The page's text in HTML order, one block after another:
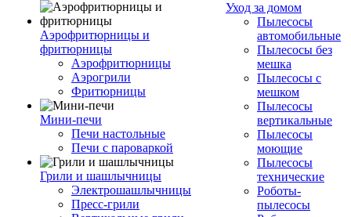
Аэрофритюрницы и
фритюрницы
Аэрофритюрницы
Аэрогрили
Фритюрницы
Мини-печи
Печи настольные
Печи с пароваркой
Грили и шашлычницы
Электрошашлычницы
Пресс-грили
Уход за домом
Пылесосы
автомобильные
Пылесосы без
мешка
Пылесосы с
мешком
Пылесосы
вертикальные
Пылесосы
моющие
Пылесосы
технические
Роботы-
пылесосы